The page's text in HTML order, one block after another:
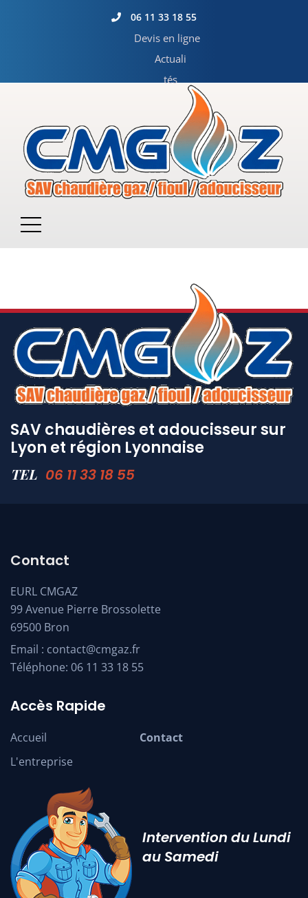
06 11 33 18 55
Devis en ligne
Actuali
tés
Services
SAV chaudières et adoucisseur sur
Lyon et région Lyonnaise
TEL 06 11 33 18 55
Contact
EURL CMGAZ
99 Avenue Pierre Brossolette
69500 Bron
Email : contact@cmgaz.fr
Téléphone: 06 11 33 18 55
Accès Rapide
Accueil
L'entreprise
Contact
Intervention du Lundi
au Samedi